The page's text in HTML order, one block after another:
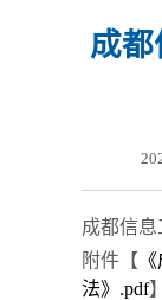
成都
成都信
附件【
法》.pdf】